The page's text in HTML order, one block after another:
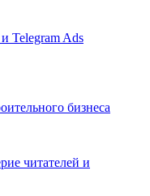
Telegram Ads
бизнеса
читателей и